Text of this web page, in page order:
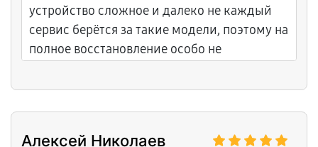
устройство сложное и далеко не каждый
сервис берётся за такие модели, поэтому на
полное восстановление особо не
углублённую диагностику,
Алексей Николаев